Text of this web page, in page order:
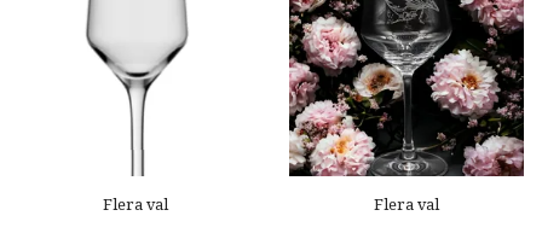
Flera val Flera val